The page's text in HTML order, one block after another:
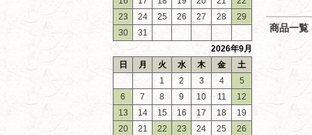
23
24 25 26 27 28
29
30
31
2026年9月
日
月 火 水 木 金
土
1
2 3 4
5
6
7 8 9 10 11
12
13
14 15 16 17 18
19
20
21 22 23 24 25
26
商品一覧